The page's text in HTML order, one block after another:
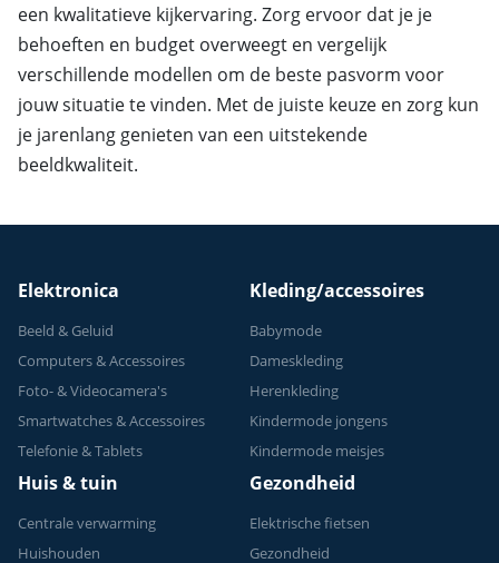
een kwalitatieve kijkervaring. Zorg ervoor dat je je
behoeften en budget overweegt en vergelijk
verschillende modellen om de beste pasvorm voor
jouw situatie te vinden. Met de juiste keuze en zorg kun
je jarenlang genieten van een uitstekende
beeldkwaliteit.
Elektronica
Beeld & Geluid
Computers & Accessoires
Foto- & Videocamera's
Smartwatches & Accessoires
Telefonie & Tablets
Kleding/accessoires
Babymode
Dameskleding
Herenkleding
Kindermode jongens
Kindermode meisjes
Huis & tuin
Centrale verwarming
Huishouden
Gezondheid
Elektrische fietsen
Gezondheid